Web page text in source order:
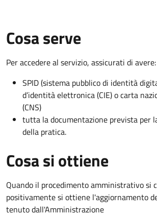
Cosa serve
Per accedere al servizio, assicurati di avere:
SPID (sistema pubblico di identità
d’identità elettronica (CIE) o carta
(CNS)
tutta la documentazione prevista per
della pratica.
Cosa si ottiene
Quando il procedimento amministrativo si
positivamente si ottiene l'aggiornamento
tenuto dall'Amministrazione